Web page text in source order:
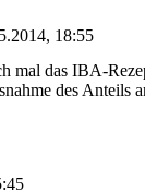
18:55
mal das IBA-
des Anteils